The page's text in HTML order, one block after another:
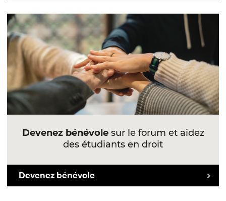
Devenez bénévolesur le forum et aidez
des étudiants en droit
Devenez bénévole